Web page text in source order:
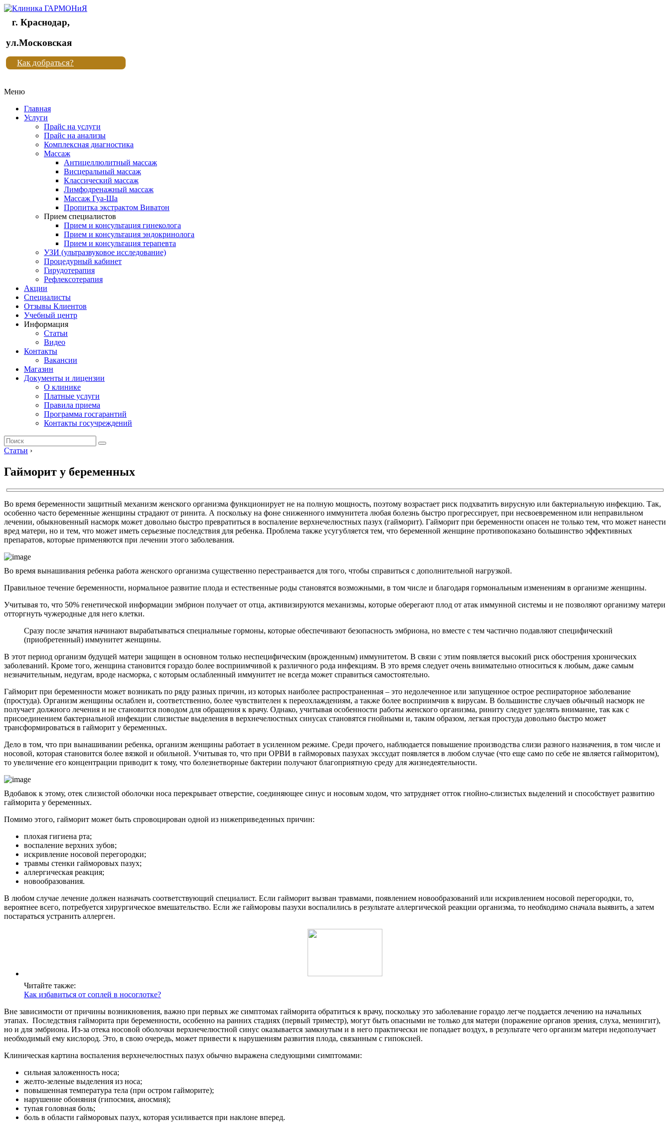
Клиника
"Новая
жизнь"
Клиника
жизнь"
г. Краснодар,
ул.Московская
Как добраться?
Меню
Главная
Услуги
Прайс на услуги
Прайс на анализы
Комплексная диагностика
Массаж
Антицеллюлитный массаж
Висцеральный массаж
Классический массаж
Лимфодренажный массаж
Массаж Гуа-Ша
Пропитка экстрактом Виватон
Прием специалистов
Прием и консультация гинеколога
Прием и консультация эндокринолога
Прием и консультация терапевта
УЗИ (ультразвуковое исследование)
Процедурный кабинет
Гирудотерапия
Рефлексотерапия
Акции
Специалисты
Отзывы Клиентов
Учебный центр
Информация
Статьи
Видео
Контакты
Вакансии
Магазин
Документы и лицензии
О клинике
Платные услуги
Правила приема
Программа госгарантий
Контакты госучреждений
Статьи ›
Гайморит у беременных
Во время беременности защитный механизм женского организма функционирует не на полную мощность, поэтому возрастает риск подхватить вирусную или бактериальную инфекцию. Так,
особенно часто беременные женщины страдают от ринита. А поскольку на фоне сниженного иммунитета любая болезнь быстро прогрессирует, при несвоевременном или неправильном
лечении, обыкновенный насморк может довольно быстро превратиться в воспаление верхнечелюстных пазух (гайморит). Гайморит при беременности опасен не только тем, что может нанести
вред матери, но и тем, что может иметь серьезные последствия для ребенка. Проблема также усугубляется тем, что беременной женщине противопоказано большинство эффективных
препаратов, которые применяются при лечении этого заболевания.
Во время вынашивания ребенка работа женского организма существенно перестраивается для того, чтобы справиться с дополнительной нагрузкой.
Правильное течение беременности, нормальное развитие плода и естественные роды становятся возможными, в том числе и благодаря гормональным изменениям в организме женщины.
Учитывая то, что 50% генетической информации эмбрион получает от отца, активизируются механизмы, которые оберегают плод от атак иммунной системы и не позволяют организму матери
отторгнуть чужеродные для него клетки.
Сразу после зачатия начинают вырабатываться специальные гормоны, которые обеспечивают безопасность эмбриона, но вместе с тем частично подавляют специфический
(приобретенный) иммунитет женщины.
В этот период организм будущей матери защищен в основном только неспецифическим (врожденным) иммунитетом. В связи с этим появляется высокий риск обострения хронических
заболеваний. Кроме того, женщина становится гораздо более восприимчивой к различного рода инфекциям. В это время следует очень внимательно относиться к любым, даже самым
незначительным, недугам, вроде насморка, с которым ослабленный иммунитет не всегда может справиться самостоятельно.
Гайморит при беременности может возникать по ряду разных причин, из которых наиболее распространенная – это недолеченное или запущенное острое респираторное заболевание
(простуда). Организм женщины ослаблен и, соответственно, более чувствителен к переохлаждениям, а также более восприимчив к вирусам. В большинстве случаев обычный насморк не
получает должного лечения и не становится поводом для обращения к врачу. Однако, учитывая особенности работы женского организма, риниту следует уделять внимание, так как с
присоединением бактериальной инфекции слизистые выделения в верхнечелюстных синусах становятся гнойными и, таким образом, легкая простуда довольно быстро может
трансформироваться в гайморит у беременных.
Дело в том, что при вынашивании ребенка, организм женщины работает в усиленном режиме. Среди прочего, наблюдается повышение производства слизи разного назначения, в том числе и
носовой, которая становится более вязкой и обильной. Учитывая то, что при ОРВИ в гайморовых пазухах экссудат появляется в любом случае (что еще само по себе не является гайморитом),
то увеличение его концентрации приводит к тому, что болезнетворные бактерии получают благоприятную среду для жизнедеятельности.
Вдобавок к этому, отек слизистой оболочки носа перекрывает отверстие, соединяющее синус и носовым ходом, что затрудняет отток гнойно-слизистых выделений и способствует развитию
гайморита у беременных.
Помимо этого, гайморит может быть спровоцирован одной из нижеприведенных причин:
плохая гигиена рта;
воспаление верхних зубов;
искривление носовой перегородки;
травмы стенки гайморовых пазух;
аллергическая реакция;
новообразования.
В любом случае лечение должен назначать соответствующий специалист. Если гайморит вызван травмами, появлением новообразований или искривлением носовой перегородки, то,
вероятнее всего, потребуется хирургическое вмешательство. Если же гайморовы пазухи воспалились в результате аллергической реакции организма, то необходимо сначала выявить, а затем
постараться устранить аллерген.
Читайте также:
Как избавиться от соплей в носоглотке?
Вне зависимости от причины возникновения, важно при первых же симптомах гайморита обратиться к врачу, поскольку это заболевание гораздо легче поддается лечению на начальных
этапах. Последствия гайморита при беременности, особенно на ранних стадиях (первый триместр), могут быть опасными не только для матери (поражение органов зрения, слуха, менингит),
но и для эмбриона. Из-за отека носовой оболочки верхнечелюстной синус оказывается замкнутым и в него практически не попадает воздух, в результате чего организм матери недополучает
необходимый ему кислород. Это, в свою очередь, может привести к нарушениям развития плода, связанным с гипоксией.
Клиническая картина воспаления верхнечелюстных пазух обычно выражена следующими симптомами:
сильная заложенность носа;
желто-зеленые выделения из носа;
повышенная температура тела (при остром гайморите);
нарушение обоняния (гипосмия, аносмия);
тупая головная боль;
боль в области гайморовых пазух, которая усиливается при наклоне вперед.